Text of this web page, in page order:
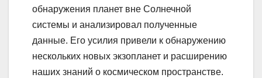
обнаружения планет вне Солнечной
системы и анализировал полученные
данные. Его усилия привели к обнаружению
нескольких новых экзопланет и расширению
наших знаний о космическом пространстве.